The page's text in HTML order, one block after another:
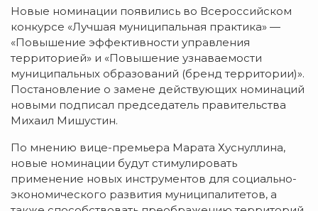
Новые номинации появились во Всероссийском
конкурсе «Лучшая муниципальная практика» —
«Повышение эффективности управления
территорией» и «Повышение узнаваемости
муниципальных образований (бренд территории)».
Постановление о замене действующих номинаций
новыми подписал председатель правительства
Михаил Мишустин.
По мнению вице-премьера Марата Хуснуллина,
новые номинации будут стимулировать
применение новых инструментов для социально-
экономического развития муниципалитетов, а